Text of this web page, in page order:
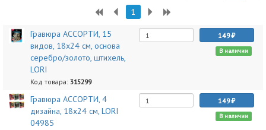
1
Гравюра АССОРТИ, 15
видов, 18х24 см, основа
серебро/золото, штихель,
LORI
Код товара: 315299
149
В наличии
Гравюра АССОРТИ, 4
дизайна, 18х24 см, LORI
04985
149
В наличии